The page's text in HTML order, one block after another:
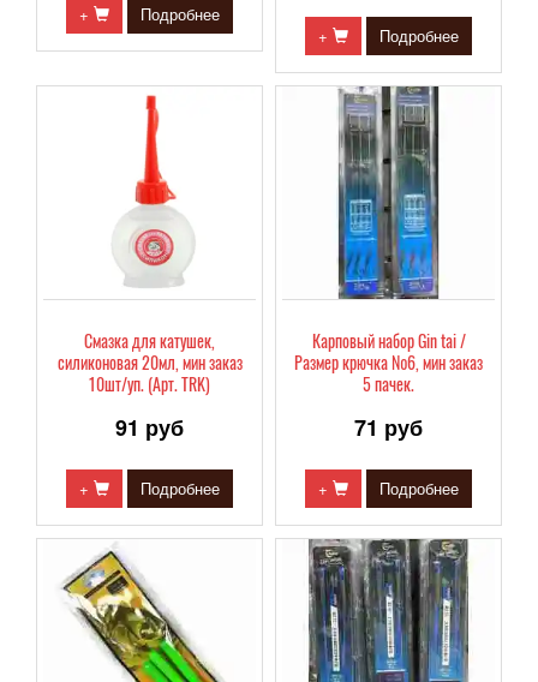
+ Подробнее
+ Подробнее
Смазка для катушек,
силиконовая 20мл, мин заказ
10шт/уп. (Арт. TRK)
91 руб
+ Подробнее
Карповый набор Gin tai /
Размер крючка №6, мин заказ
5 пачек.
71 руб
+ Подробнее